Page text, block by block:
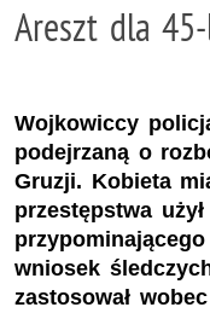
Areszt dla
Wojkowiccy
podejrzaną o
Gruzji. Kobieta
przestępstwa
wniosek
zastosował